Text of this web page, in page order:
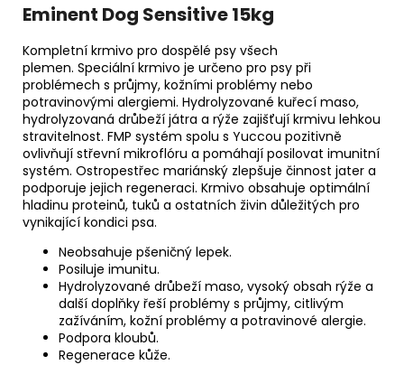
Eminent Dog Sensitive 15kg
Kompletní krmivo pro dospělé psy všech
plemen. Speciální krmivo je určeno pro psy při
problémech s průjmy, kožními problémy nebo
potravinovými alergiemi. Hydrolyzované kuřecí maso,
hydrolyzovaná drůbeží játra a rýže zajišťují krmivu lehkou
stravitelnost. FMP systém spolu s Yuccou pozitivně
ovlivňují střevní mikroflóru a pomáhají posilovat imunitní
systém. Ostropestřec mariánský zlepšuje činnost jater a
podporuje jejich regeneraci. Krmivo obsahuje optimální
hladinu proteinů, tuků a ostatních živin důležitých pro
vynikající kondici psa.
Neobsahuje pšeničný lepek.
Posiluje imunitu.
Hydrolyzované drůbeží maso, vysoký obsah rýže a
další doplňky řeší problémy s průjmy, citlivým
zažíváním, kožní problémy a potravinové alergie.
Podpora kloubů.
Regenerace kůže.